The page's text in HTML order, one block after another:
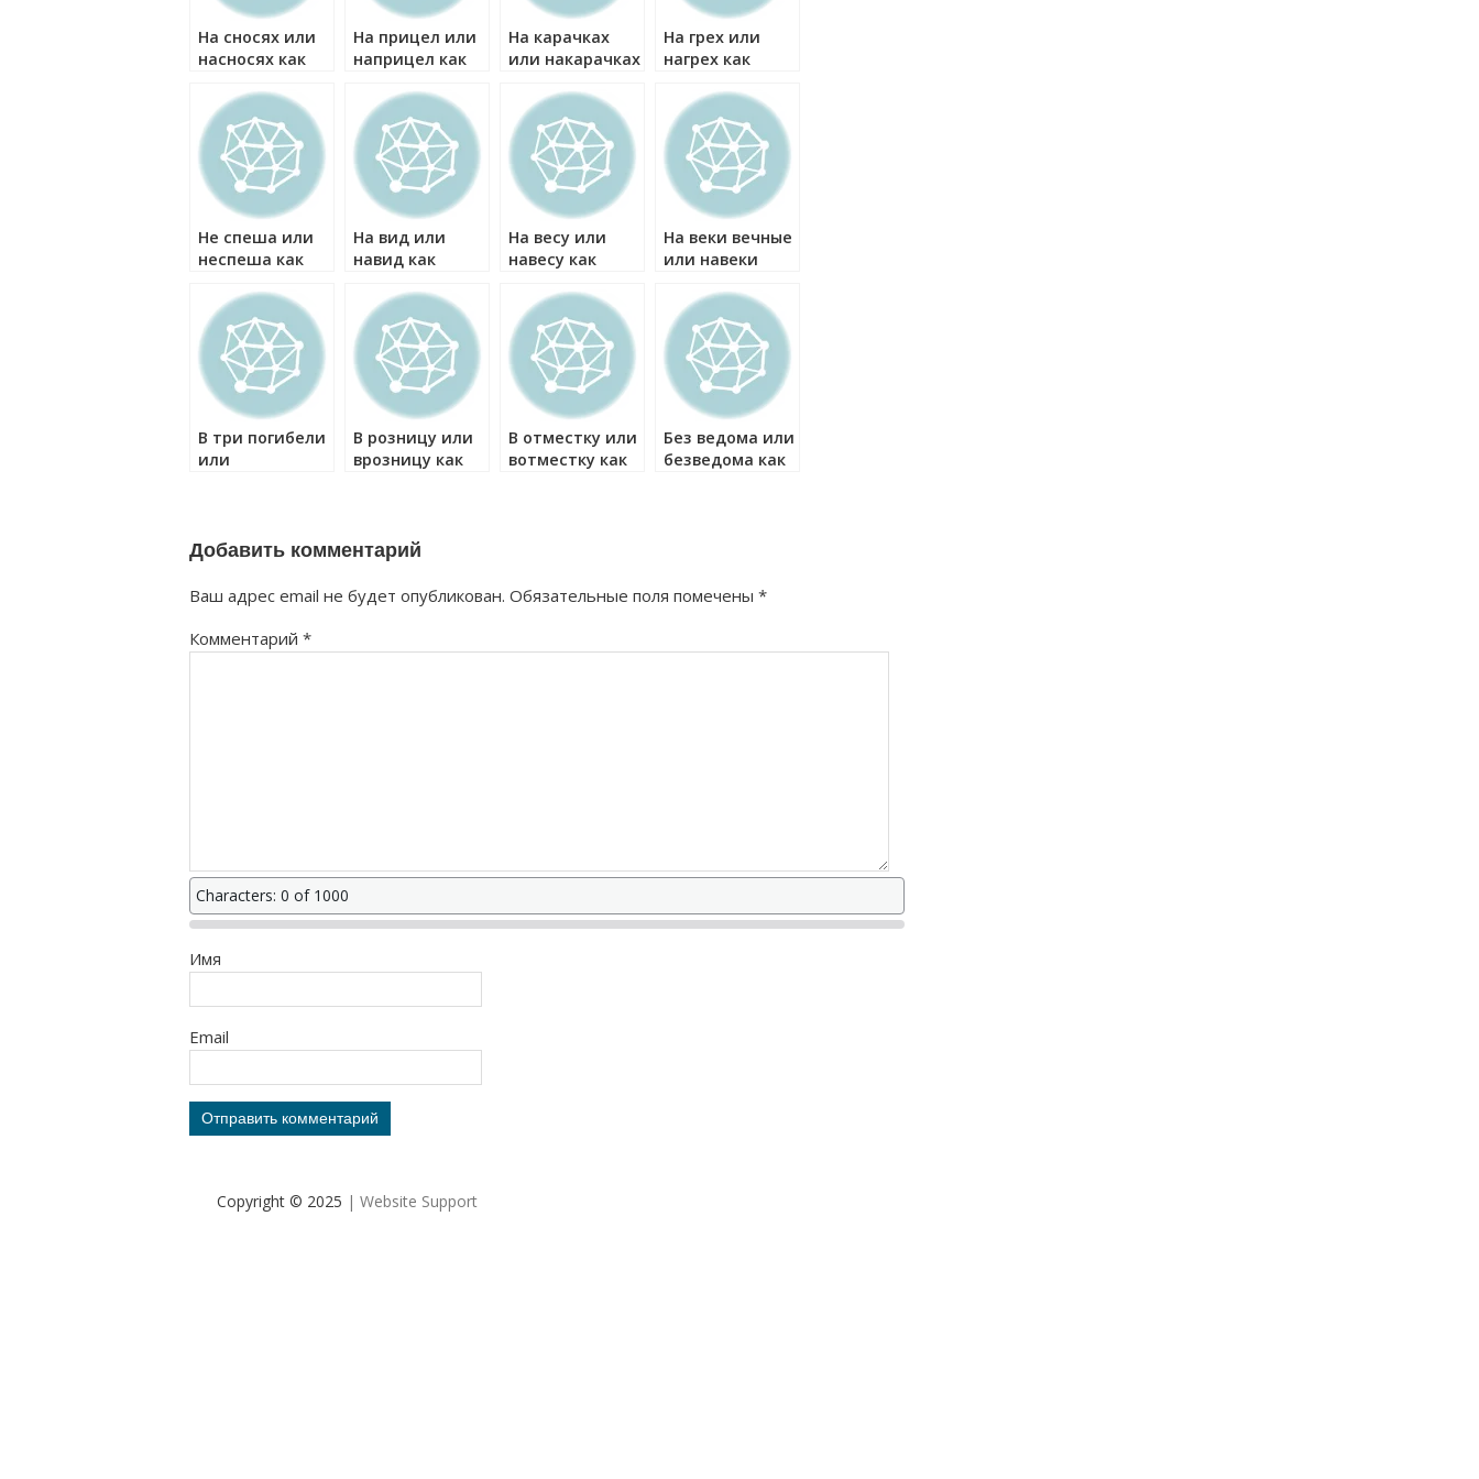
На сносях или
насносях как
На прицел или
наприцел как
На карачках
или накарачках
На грех или
нагрех как
Не спеша или
неспеша как
На вид или
навид как
На весу или
навесу как
На веки вечные
или навеки
правильно?
В три погибели
или
В розницу или
врозницу как
В отместку или
вотместку как
Без ведома или
безведома как
Добавить комментарий
Ваш адрес email не будет опубликован. Обязательные поля помечены *
Комментарий *
Characters: 0 of 1000
Имя
Email
Copyright © 2025 | Website Support